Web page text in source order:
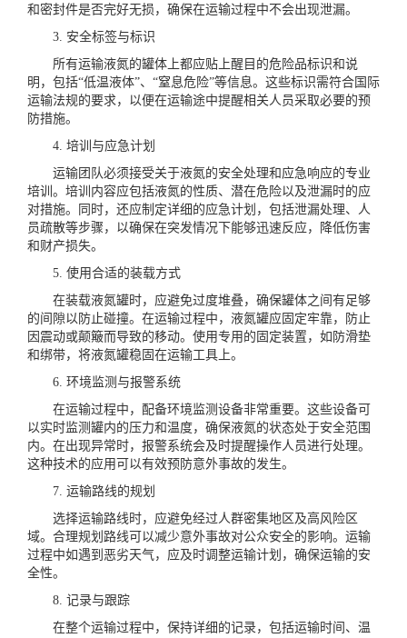
和密封件是否完好无损，确保在运输过程中不会出现泄漏。
3. 安全标签与标识
所有运输液氮的罐体上都应贴上醒目的危险品标识和说
明，包括“低温液体”、“窒息危险”等信息。这些标识需符合国际
运输法规的要求，以便在运输途中提醒相关人员采取必要的预
防措施。
4. 培训与应急计划
运输团队必须接受关于液氮的安全处理和应急响应的专业
培训。培训内容应包括液氮的性质、潜在危险以及泄漏时的应
对措施。同时，还应制定详细的应急计划，包括泄漏处理、人
员疏散等步骤，以确保在突发情况下能够迅速反应，降低伤害
和财产损失。
5. 使用合适的装载方式
在装载液氮罐时，应避免过度堆叠，确保罐体之间有足够
的间隙以防止碰撞。在运输过程中，液氮罐应固定牢靠，防止
因震动或颠簸而导致的移动。使用专用的固定装置，如防滑垫
和绑带，将液氮罐稳固在运输工具上。
6. 环境监测与报警系统
在运输过程中，配备环境监测设备非常重要。这些设备可
以实时监测罐内的压力和温度，确保液氮的状态处于安全范围
内。在出现异常时，报警系统会及时提醒操作人员进行处理。
这种技术的应用可以有效预防意外事故的发生。
7. 运输路线的规划
选择运输路线时，应避免经过人群密集地区及高风险区
域。合理规划路线可以减少意外事故对公众安全的影响。运输
过程中如遇到恶劣天气，应及时调整运输计划，确保运输的安
全性。
8. 记录与跟踪
在整个运输过程中，保持详细的记录，包括运输时间、温